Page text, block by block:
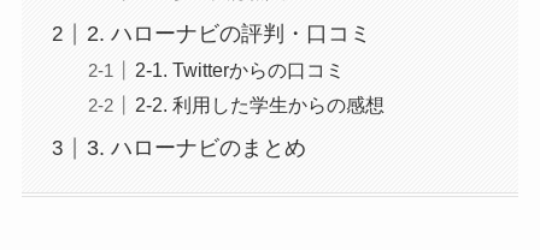
2. ハローナビの評判・口コミ
2-1. Twitterからの口コミ
2-2. 利用した学生からの感想
3. ハローナビのまとめ